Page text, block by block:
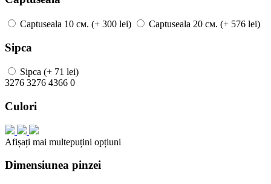
Captuseala 10 см. (+ 300 lei) Captuseala 20 см. (+ 576 lei)
Sipca
Sipca (+ 71 lei)
3276 3276 4366 0
Culori
Afișați mai multepuțini opțiuni
Dimensiunea pinzei